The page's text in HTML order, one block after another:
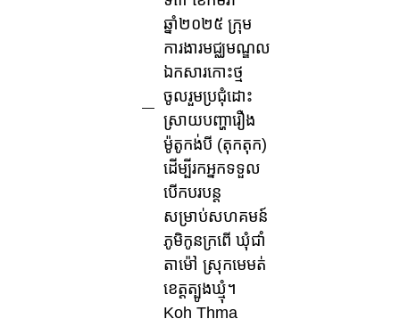
ឆ្នាំ២០២៥ ក្រុម
ការងារមជ្ឈមណ្ឌល
ឯកសារកោះថ្ម
ចូលរួមប្រជុំដោះ
ស្រាយបញ្ហារឿង
ម៉ូតូកង់បី (តុកតុក)
ដើម្បីរកអ្នកទទួល
បើកបរបន្ត
សម្រាប់សហគមន៍
ភូមិកូនក្រពើ ឃុំជាំ
តាម៉ៅ ស្រុកមេមត់
ខេត្តត្បូងឃ្មុំ។
Koh Thma